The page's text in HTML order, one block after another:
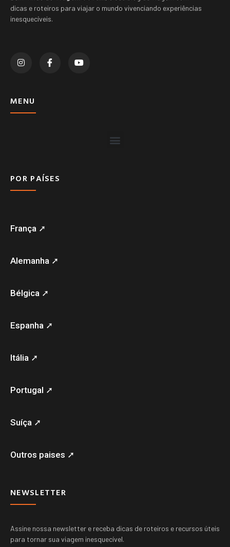
dicas e roteiros para viajar o mundo vivenciando experiências
inesquecíveis.
MENU
POR PAÍSES
França ➚
Alemanha ➚
Bélgica ➚
Espanha ➚
Itália ➚
Portugal ➚
Suíça ➚
Outros paises ➚
NEWSLETTER
Assine nossa newsletter e receba dicas de roteiros e recursos úteis
para tornar sua viagem inesquecível.